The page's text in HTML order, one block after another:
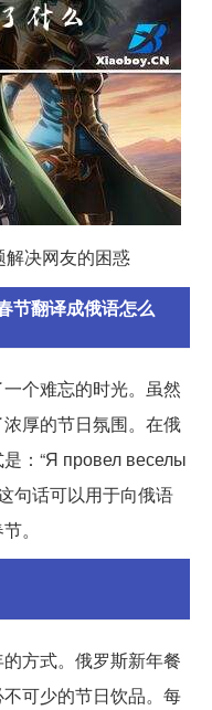
解决网友的困惑
节翻译成俄语怎么
个难忘的时光。虽然
厚的节日氛围。在俄
：“Я провел веселы
句话可以用于向俄语
。
方式。俄罗斯新年餐
可少的节日饮品。每